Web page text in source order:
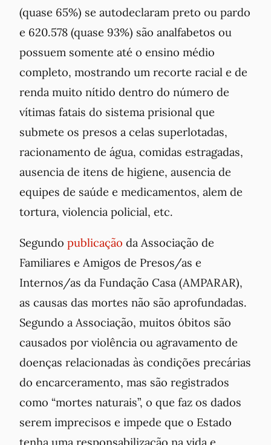
(quase 65%) se autodeclaram preto ou pardo
e 620.578 (quase 93%) são analfabetos ou
possuem somente até o ensino médio
completo, mostrando um recorte racial e de
renda muito nítido dentro do número de
vítimas fatais do sistema prisional que
submete os presos a celas superlotadas,
racionamento de água, comidas estragadas,
ausencia de itens de higiene, ausencia de
equipes de saúde e medicamentos, alem de
tortura, violencia policial, etc.
Segundo publicação da Associação de
Familiares e Amigos de Presos/as e
Internos/as da Fundação Casa (AMPARAR),
as causas das mortes não são aprofundadas.
Segundo a Associação, muitos óbitos são
causados por violência ou agravamento de
doenças relacionadas às condições precárias
do encarceramento, mas são registrados
como “mortes naturais”, o que faz os dados
serem imprecisos e impede que o Estado
tenha uma responsabilização na vida e